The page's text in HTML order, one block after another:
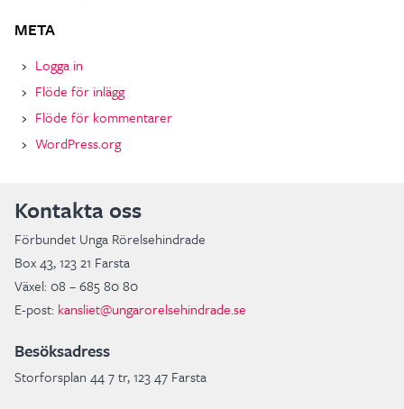
META
Logga in
Flöde för inlägg
Flöde för kommentarer
WordPress.org
Kontakta oss
Förbundet Unga Rörelsehindrade
Box 43, 123 21 Farsta
Växel: 08 – 685 80 80
E-post: kansliet@ungarorelsehindrade.se
Besöksadress
Storforsplan 44 7 tr, 123 47 Farsta